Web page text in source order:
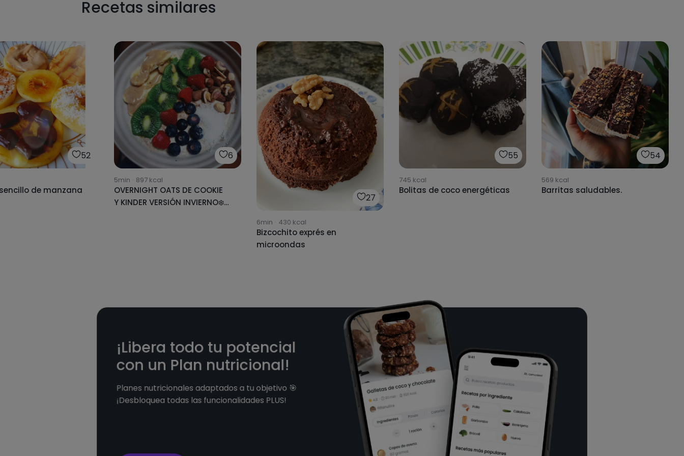
Recetas similares
52
de manzana
6
5min · 897kcal
OVERNIGHT OATS DE COOKIE
Y KINDER VERSIÓN INVIERNO❄️
27
6min · 430 kcal
Bizcochito exprés en
microondas
55
745 kcal
Bolitas de coco energéticas
54
569 kcal
Barritas saludables.
¡Libera todo tu potencial
con un Plan nutricional!
Planes nutricionales adaptados a tu objetivo 🎯
¡Desbloquea todas las funcionalidades PLUS!